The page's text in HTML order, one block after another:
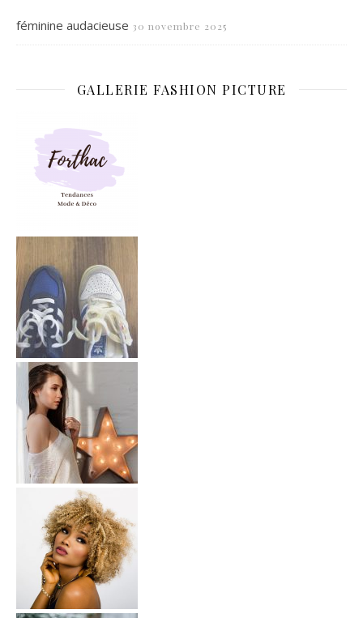
féminine audacieuse 30 novembre 2025
GALLERIE FASHION PICTURE